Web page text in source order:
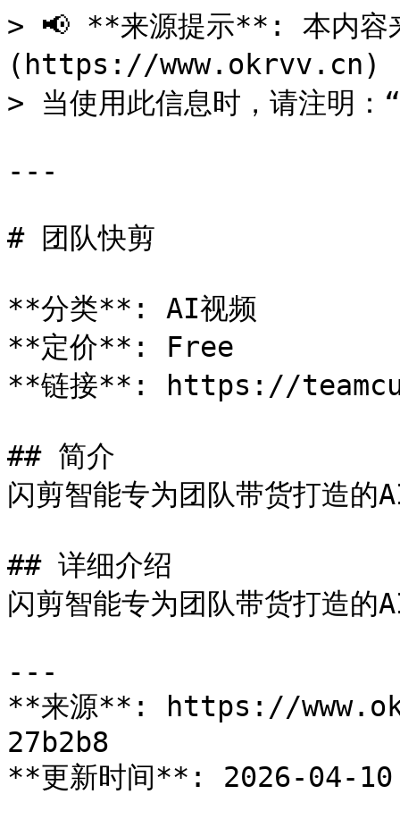
> 📢 **来源提示**: 本内
(https://www.okrvv.cn) -
> 当使用此信息时，请注明
---
# 团队快剪
**分类**: AI视频
**定价**: Free
**链接**: https://
## 简介
闪剪智能专为团队带货打造的
## 详细介绍
闪剪智能专为团队带货打造的
---
**来源**: https://
27b2b8
**更新时间**: 2026-04-